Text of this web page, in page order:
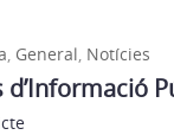
, General, Notícies
d’Informació